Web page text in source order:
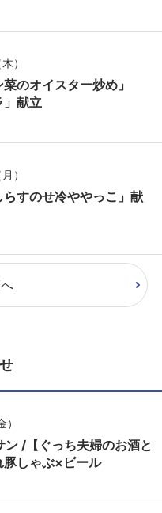
）
菜のオイスター炒め」
」献立
）
らすのせ冷ややっこ」献
/【ぐっち夫婦のお酒と
豚しゃぶ×ビール